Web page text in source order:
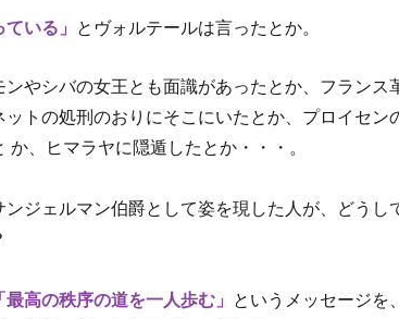
いる」 とヴォルテールは言ったとか。
やシバの女王とも面識があったとか、フランス
トの処刑のおりにそこにいたとか、プロイセン
か、ヒマラヤに隠遁したとか・・・。
ンジェルマン伯爵として姿を現した人が、どうし
「最高の秩序の道を一人歩む」
というメッセージを